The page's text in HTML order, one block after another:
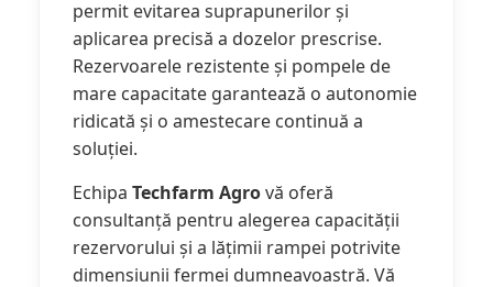
permit evitarea suprapunerilor și
aplicarea precisă a dozelor prescrise.
Rezervoarele rezistente și pompele de
mare capacitate garantează o autonomie
ridicată și o amestecare continuă a
soluției.
Echipa Techfarm Agrovă oferă
consultanță pentru alegerea capacității
rezervorului și a lățimii rampei potrivite
dimensiunii fermei dumneavoastră. Vă